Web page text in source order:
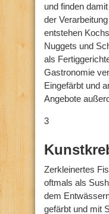
und finden
der
entstehen
Nuggets und
als
Gastronomie
Eingefärbt und
Angebote
3
Zerkleinertes
oftmals als
dem
gefärbt und mit